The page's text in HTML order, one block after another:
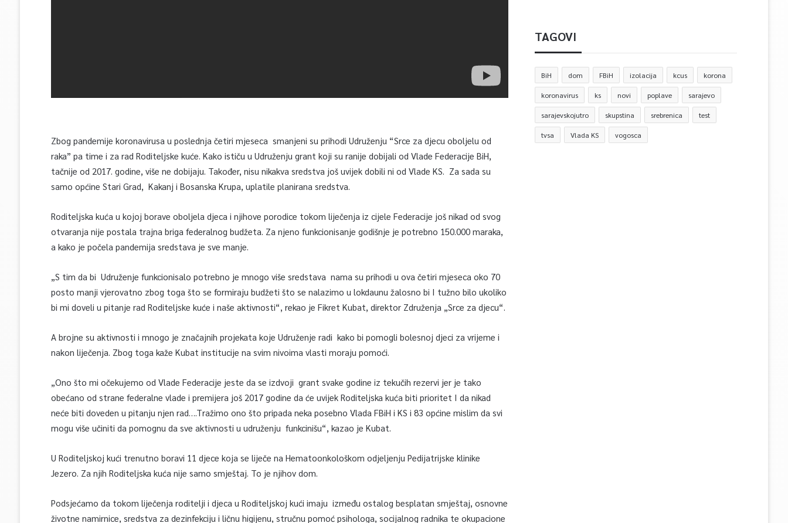
Zbog pandemije koronavirusa u poslednja četiri mjeseca smanjeni su prihodi Udruženju “Srce za djecu oboljelu od
raka” pa time i za rad Roditeljske kuće. Kako ističu u Udruženju grant koji su ranije dobijali od Vlade Federacije BiH,
tačnije od 2017. godine, više ne dobijaju. Također, nisu nikakva sredstva još uvijek dobili ni od Vlade KS. Za sada su
samo općine Stari Grad, Kakanj i Bosanska Krupa, uplatile planirana sredstva.
Roditeljska kuća u kojoj borave oboljela djeca i njihove porodice tokom liječenja iz cijele Federacije još nikad od svog
otvaranja nije postala trajna briga federalnog budžeta. Za njeno funkcionisanje godišnje je potrebno 150.000 maraka,
a kako je počela pandemija sredstava je sve manje.
„S tim da bi Udruženje funkcionisalo potrebno je mnogo više sredstava nama su prihodi u ova četiri mjeseca oko 70
posto manji vjerovatno zbog toga što se formiraju budžeti što se nalazimo u lokdaunu žalosno bi I tužno bilo ukoliko
bi mi doveli u pitanje rad Roditeljske kuće i naše aktivnosti“, rekao je Fikret Kubat, direktor Združenja „Srce za djecu“.
A brojne su aktivnosti i mnogo je značajnih projekata koje Udruženje radi kako bi pomogli bolesnoj djeci za vrijeme i
nakon liječenja. Zbog toga kaže Kubat institucije na svim nivoima vlasti moraju pomoći.
„Ono što mi očekujemo od Vlade Federacije jeste da se izdvoji grant svake godine iz tekučih rezervi jer je tako
obećano od strane federalne vlade i premijera još 2017 godine da će uvijek Roditeljska kuća biti prioritet I da nikad
neće biti doveden u pitanju njen rad….Tražimo ono što pripada neka posebno Vlada FBiH i KS i 83 općine mislim da svi
mogu više učiniti da pomognu da sve aktivnosti u udruženju funkcinišu“, kazao je Kubat.
U Roditeljskoj kući trenutno boravi 11 djece koja se liječe na Hematoonkološkom odjeljenju Pedijatrijske klinike
Jezero. Za njih Roditeljska kuća nije samo smještaj. To je njihov dom.
Podsjećamo da tokom liječenja roditelji i djeca u Roditeljskoj kući imaju između ostalog besplatan smještaj, osnovne
životne namirnice, sredstva za dezinfekciju i ličnu higijenu, stručnu pomoć psihologa, socijalnog radnika te okupacione
TAGOVI
BiH dom FBiH izolacija kcus korona
koronavirus ks novi poplave sarajevo
sarajevskojutro skupstina srebrenica test
tvsa Vlada KS vogosca